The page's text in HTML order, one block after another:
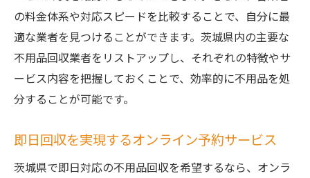
の料金体系や対応スピードを比較することで、自分に最
適な業者を見つけることができます。茨城県内の主要な
不用品回収業者をリストアップし、それぞれの特徴やサ
ービス内容を把握しておくことで、効率的に不用品を処
分することが可能です。
即日回収を実現するオンライン予約サービス
茨城県で即日対応の不用品回収を希望するなら、オンラ